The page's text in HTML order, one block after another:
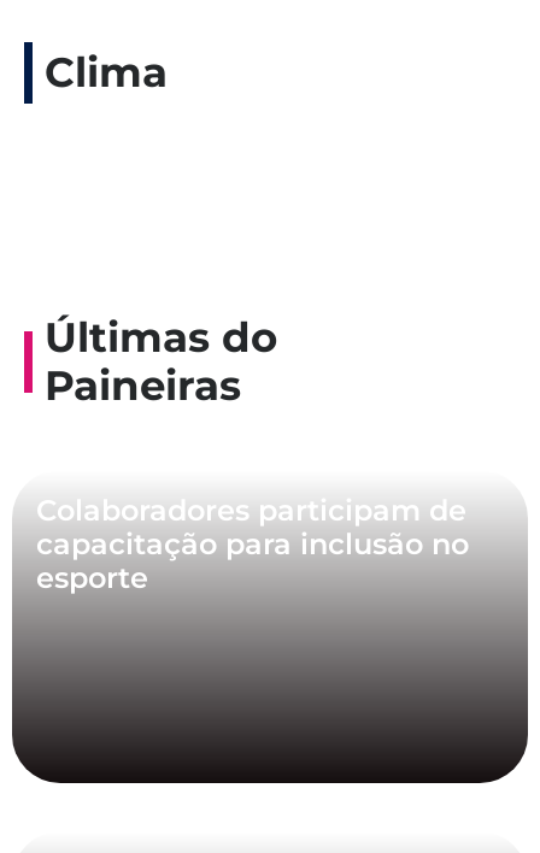
Clima
Últimas do
Paineiras
Colaboradores participam de
capacitação para inclusão no
esporte